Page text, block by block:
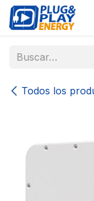
Ir al contenido
Todos los